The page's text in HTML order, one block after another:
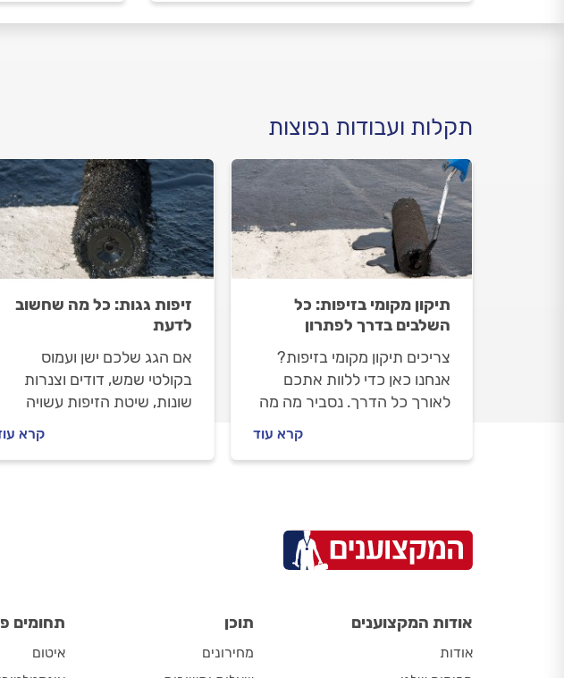
תקלות ועבודות נפוצות
תיקון מקומי בזיפות: כל
השלבים בדרך לפתרון
צריכים תיקון מקומי בזיפות?
אנחנו כאן כדי ללוות אתכם
לאורך כל הדרך. נסביר מה מה
בזיפות, איך מתנהלים מול קבלן
האיטום וכמה תעלה העבודה?
קרא עוד
זיפות גגות: כל מה שחשוב
לדעת
אם הגג שלכם ישן ועמוס
בקולטי שמש, דודים וצנרות
שונות, שיטת הזיפות עשויה
עושים לפני שמזמינים קבלן
זיפות ואיך מתנהלים מולו? כל
קרא
אודות המקצוענים
אודות
תוכן
מחירונים
תחומים
איטום